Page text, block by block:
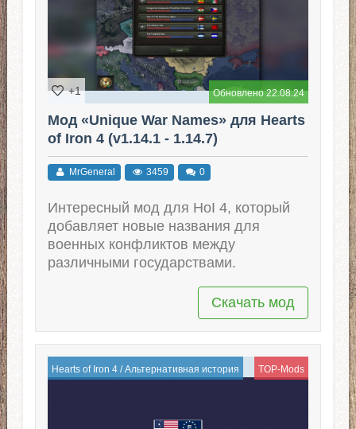
Обновлено 22.08.24
+1
Мод «Unique War Names» для Hearts
of Iron 4 (v1.14.1 - 1.14.7)
MrGeneral 3459 0
Интересный мод для HoI 4, который
добавляет новые названия для
военных конфликтов между
различными государствами.
Скачать мод
Hearts of Iron 4/Альтернативная история TOP-Mods